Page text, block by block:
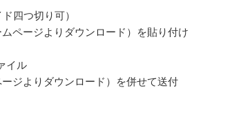
四つ切り可）
ページよりダウンロード）を貼り付け
イル
ジよりダウンロード）を併せて送付